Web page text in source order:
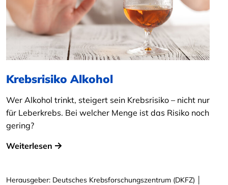
Krebsrisiko Alkohol
Wer Alkohol trinkt, steigert sein Krebsrisiko – nicht nur
für Leberkrebs. Bei welcher Menge ist das Risiko noch
gering?
Weiterlesen
Herausgeber: Deutsches Krebsforschungszentrum (DKFZ) │